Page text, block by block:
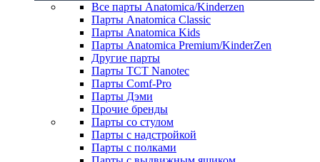
Все парты Anatomica/Kinderzen
Парты Anatomica Classic
Парты Anatomica Kids
Парты Anatomica Premium/KinderZen
Другие парты
Парты TCT Nanotec
Парты Comf-Pro
Парты Дэми
Прочие бренды
Парты со стулом
Парты с надстройкой
Парты с полками